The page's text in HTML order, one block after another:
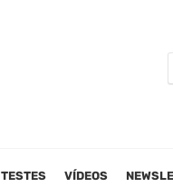
TESTES VÍDEOS